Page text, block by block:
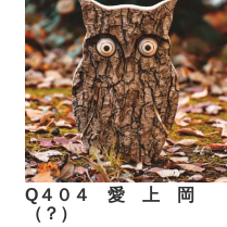
Q４０４ 愛 上 岡
（？）